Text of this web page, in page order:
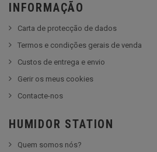
INFORMAÇÃO
Carta de protecção de dados
Termos e condições gerais de venda
Custos de entrega e envio
Gerir os meus cookies
Contacte-nos
HUMIDOR STATION
Quem somos nós?